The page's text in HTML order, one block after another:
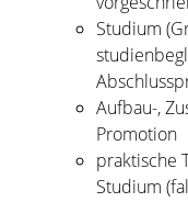
Studium
Aufbau-,
Promotion
praktische
Studium